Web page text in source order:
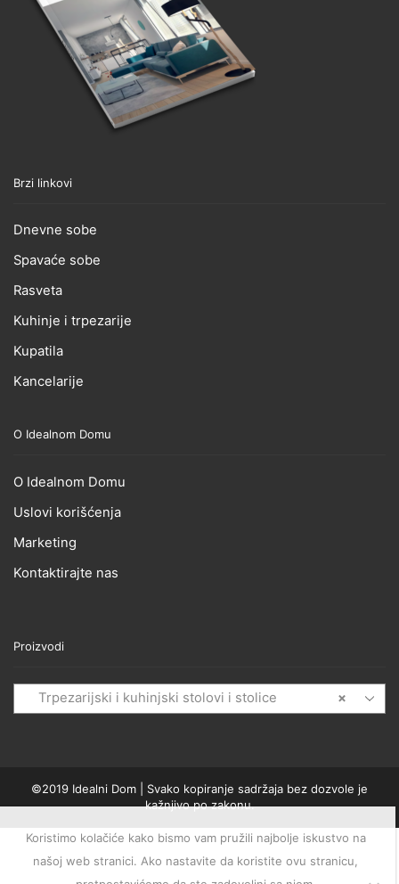
Brzi linkovi
Dnevne sobe
Spavaće sobe
Rasveta
Kuhinje i trpezarije
Kupatila
Kancelarije
O Idealnom Domu
O Idealnom Domu
Uslovi korišćenja
Marketing
Kontaktirajte nas
Proizvodi
×
Trpezarijski i kuhinjski stolovi i stolice
©2019 Idealni Dom | Svako kopiranje sadržaja bez dozvole je
kažnjivo po zakonu.
Koristimo kolačiće kako bismo vam pružili najbolje iskustvo na
našoj web stranici. Ako nastavite da koristite ovu stranicu,